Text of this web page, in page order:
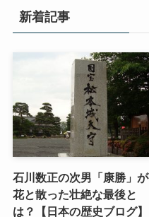
新着記事
石川数正の次男「康勝」が
花と散った壮絶な最後と
は？【日本の歴史ブログ】